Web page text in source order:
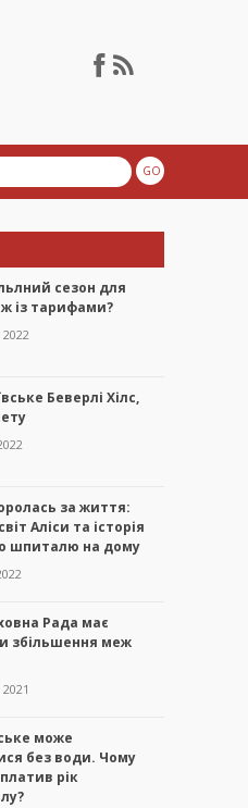
сезон для
із тарифами?
Беверлі Хілс,
за життя:
Аліси та історія
шпиталю на дому
Рада має
збільшення меж
може
без води. Чому
рік